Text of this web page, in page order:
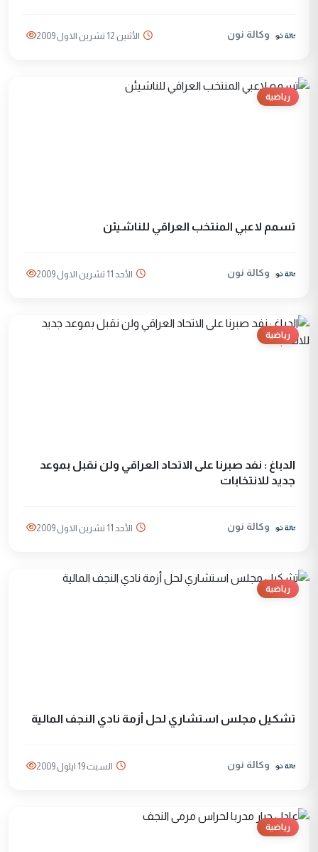
وكالة نون الأثنين 12 تشرين الاول 2009
رياضية
تسمم لاعبي المنتخب العراقي للناشيئن
وكالة نون الأحد 11 تشرين الاول 2009
رياضية
الدباغ : نفد صبرنا على الاتحاد العراقي ولن نقبل بموعد
جديد للانتخابات
وكالة نون الأحد 11 تشرين الاول 2009
رياضية
تشكيل مجلس استشاري لحل أزمة نادي النجف المالية
وكالة نون السبت 19 ايلول 2009
رياضية